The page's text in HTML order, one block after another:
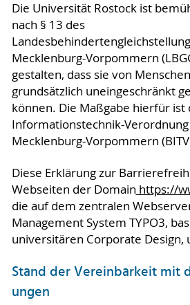
Die Universität Rostock ist
nach § 13 des
Mecklenburg-Vorpommern
gestalten, dass sie von
grundsätzlich uneingeschränkt
können. Die Maßgabe hierfür
Informationstechnik-Verordnung
Mecklenburg-Vorpommern
Diese Erklärung zur
Webseiten der Domain https://
die auf dem zentralen
Management System TYPO3,
universitären Corporate Design,
Stand der Vereinbarkeit mit
ungen